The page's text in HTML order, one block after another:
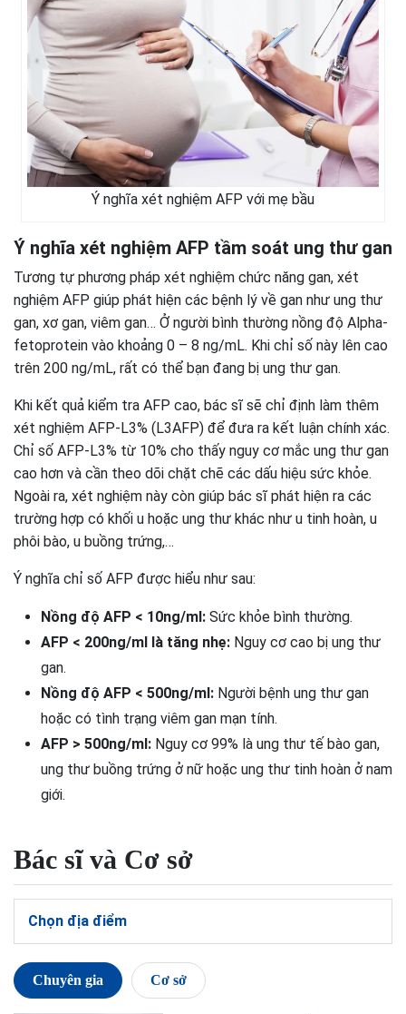
Ý nghĩa xét nghiệm AFP với mẹ bầu
Ý nghĩa xét nghiệm AFP tầm soát ung thư gan
Tương tự phương pháp xét nghiệm chức năng gan, xét
nghiệm AFP giúp phát hiện các bệnh lý về gan như ung thư
gan, xơ gan, viêm gan… Ở người bình thường nồng độ Alpha-
fetoprotein vào khoảng 0 – 8 ng/mL. Khi chỉ số này lên cao
trên 200 ng/mL, rất có thể bạn đang bị ung thư gan.
Khi kết quả kiểm tra AFP cao, bác sĩ sẽ chỉ định làm thêm
xét nghiệm AFP-L3% (L3AFP) để đưa ra kết luận chính xác.
Chỉ số AFP-L3% từ 10% cho thấy nguy cơ mắc ung thư gan
cao hơn và cần theo dõi chặt chẽ các dấu hiệu sức khỏe.
Ngoài ra, xét nghiệm này còn giúp bác sĩ phát hiện ra các
trường hợp có khối u hoặc ung thư khác như u tinh hoàn, u
phôi bào, u buồng trứng,…
Ý nghĩa chỉ số AFP được hiểu như sau:
Nồng độ AFP < 10ng/ml: Sức khỏe bình thường.
AFP < 200ng/ml là tăng nhẹ: Nguy cơ cao bị ung thư
gan.
Nồng độ AFP < 500ng/ml: Người bệnh ung thư gan
hoặc có tình trạng viêm gan mạn tính.
AFP > 500ng/ml: Nguy cơ 99% là ung thư tế bào gan,
ung thư buồng trứng ở nữ hoặc ung thư tinh hoàn ở nam
giới.
Bác sĩ và Cơ sở
Chọn địa điểm
Chuyên gia Cơ sở